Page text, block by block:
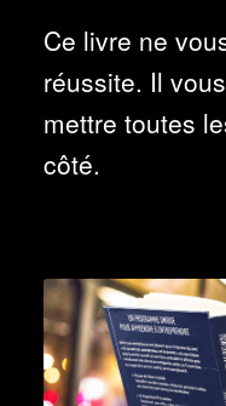
Ce livre ne
réussite. Il
mettre toutes
côté.